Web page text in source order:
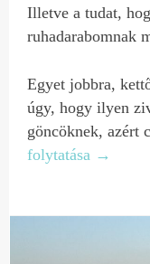
Illetve a tudat,
ruhadarabomnak
Egyet jobbra,
úgy, hogy ilyen
göncöknek, azért
folytatása →